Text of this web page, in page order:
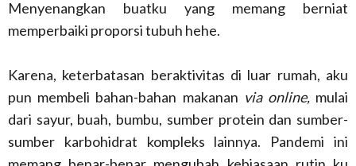
Menyenangkan buatku yang memang berniat
memperbaiki proporsi tubuh hehe.
Karena, keterbatasan beraktivitas di luar rumah, aku
pun membeli bahan-bahan makanan via online,mulai
dari sayur, buah, bumbu, sumber protein dan sumber-
sumber karbohidrat kompleks lainnya. Pandemi ini